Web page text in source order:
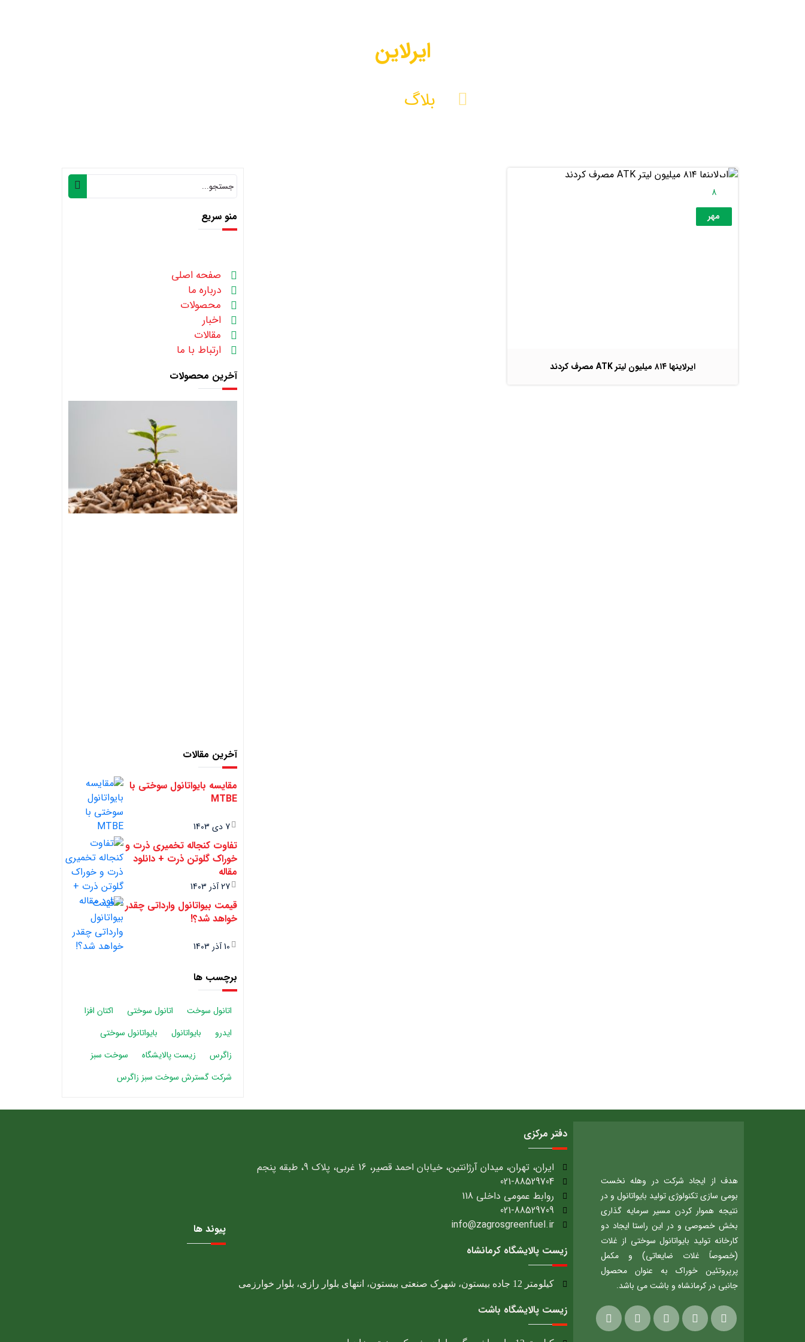
ایرلاین
بلاگ
ایرلاینها ٨١٤ میلیون لیتر ATK مصرف کردند
8
مهر
منو سریع
صفحه اصلی
درباره ما
محصولات
اخبار
مقالات
ارتباط با ما
آخرین محصولات
آخرین مقالات
مقایسه بایواتانول سوختی با
MTBE
7 دی 1403
تفاوت کنجاله تخمیری ذرت و
خوراک گلوتن ذرت + دانلود
مقاله
27 آذر 1403
قیمت بیواتانول وارداتی چقدر
خواهد شد؟!
10 آذر 1403
برچسب ها
اتانول سوخت اتانول سوختی
اکتان افزا
ایدرو
بایواتانول
بایواتانول سوختی
زاگرس
زیست پالایشگاه
سوخت سبز
شرکت گسترش سوخت سبز زاگرس
هدف از ایجاد شرکت در وهله نخست
بومی سازی تکنولوژی تولید بایواتانول و در
نتیجه هموار کردن مسیر سرمایه گذاری
بخش خصوصی و در این راستا ایجاد دو
کارخانه تولید بایواتانول سوختی از غلات
(خصوصاً غلات ضایعاتی) و مکمل
پرپروتئین خوراک به عنوان محصول
جانبی در کرمانشاه و باشت می باشد.
دفتر مرکزی
ایران، تهران، میدان آرژانتین، خیابان احمد قصیر، 16 غربی، پلاک 9، طبقه پنجم
021-88529704
روابط عمومی داخلی 118
021-88529709
info@zagrosgreenfuel.ir​
زیست پالایشگاه کرمانشاه
کیلومتر 12 جاده بیستون، شهرک صنعتی بیستون، انتهای بلوار رازی، بلوار خوارزمی
زیست پالایشگاه باشت
پیوند ها